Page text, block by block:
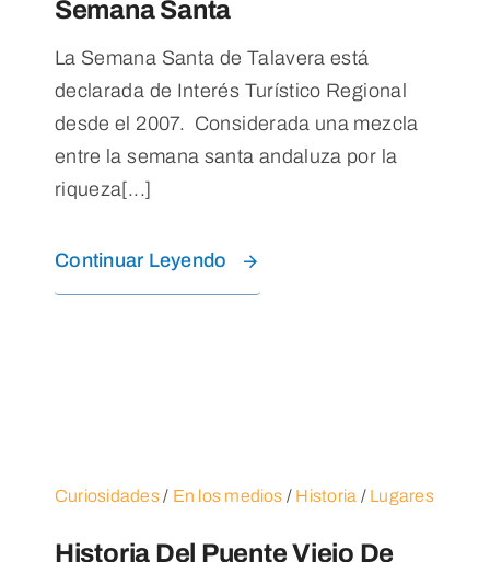
Semana Santa
La Semana Santa de Talavera está
declarada de Interés Turístico Regional
desde el 2007. Considerada una mezcla
entre la semana santa andaluza por la
riqueza[...]
Continuar Leyendo
Curiosidades/ En los medios / Historia / Lugares
Historia Del Puente Viejo De